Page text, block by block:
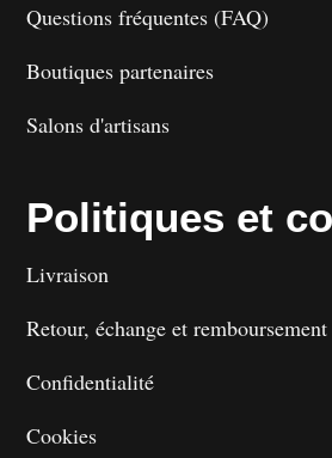
Questions fréquentes (FAQ)
Boutiques partenaires
Salons d'artisans
Politiques et
Livraison
Retour, échange et remboursement
Confidentialité
Cookies